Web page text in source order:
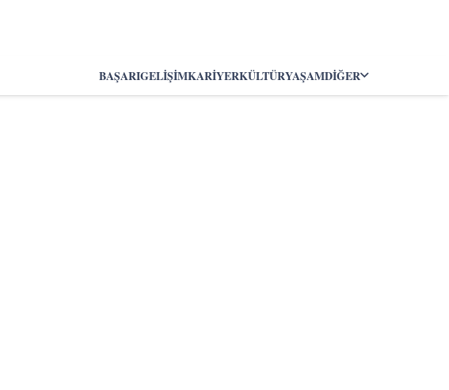
BAŞARIGELIŞIMKARIYERKÜLTÜRYAŞAMDIĞER